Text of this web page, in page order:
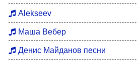
Alekseev
Маша Вебер
Денис Майданов песни